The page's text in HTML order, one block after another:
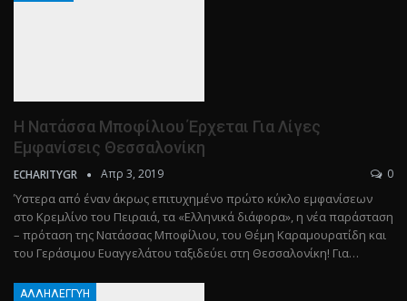
Η Νατάσσα Μποφίλιου Έρχεται Για Λίγες
Εμφανίσεις Θεσσαλονίκη
ECHARITYGR Απρ 3, 2019 0
Ύστερα από έναν άκρως επιτυχημένο πρώτο κύκλο εμφανίσεων
στο Κρεμλίνο του Πειραιά, τα «Ελληνικά διάφορα», η νέα παράσταση
– πρόταση της Νατάσσας Μποφίλιου, του Θέμη Καραμουρατίδη και
του Γεράσιμου Ευαγγελάτου ταξιδεύει στη Θεσσαλονίκη! Για…
ΑΛΛΗΛΕΓΓΎΗ